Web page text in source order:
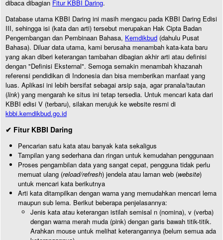
dibaca dibagian Fitur KBBI Daring.
Database utama KBBI Daring ini masih mengacu pada KBBI Daring Edisi
III, sehingga isi (kata dan arti) tersebut merupakan Hak Cipta Badan
Pengembangan dan Pembinaan Bahasa, Kemdikbud (dahulu Pusat
Bahasa). Diluar data utama, kami berusaha menambah kata-kata baru
yang akan diberi keterangan tambahan dibagian akhir arti atau definisi
dengan "Definisi Eksternal". Semoga semakin menambah khazanah
referensi pendidikan di Indonesia dan bisa memberikan manfaat yang
luas. Aplikasi ini lebih bersifat sebagai arsip saja, agar pranala/tautan
(link) yang mengarah ke situs ini tetap tersedia. Untuk mencari kata dari
KBBI edisi V (terbaru), silakan merujuk ke website resmi di
kbbi.kemdikbud.go.id
✔ Fitur KBBI Daring
Pencarian satu kata atau banyak kata sekaligus
Tampilan yang sederhana dan ringan untuk kemudahan penggunaan
Proses pengambilan data yang sangat cepat, pengguna tidak perlu
memuat ulang (reload/refresh) jendela atau laman web (website)
untuk mencari kata berikutnya
Arti kata ditampilkan dengan warna yang memudahkan mencari lema
maupun sub lema. Berikut beberapa penjelasannya:
Jenis kata atau keterangan istilah semisal n (nomina), v (verba)
dengan warna merah muda (pink) dengan garis bawah titik-titik.
Arahkan mouse untuk melihat keterangannya (belum semua ada